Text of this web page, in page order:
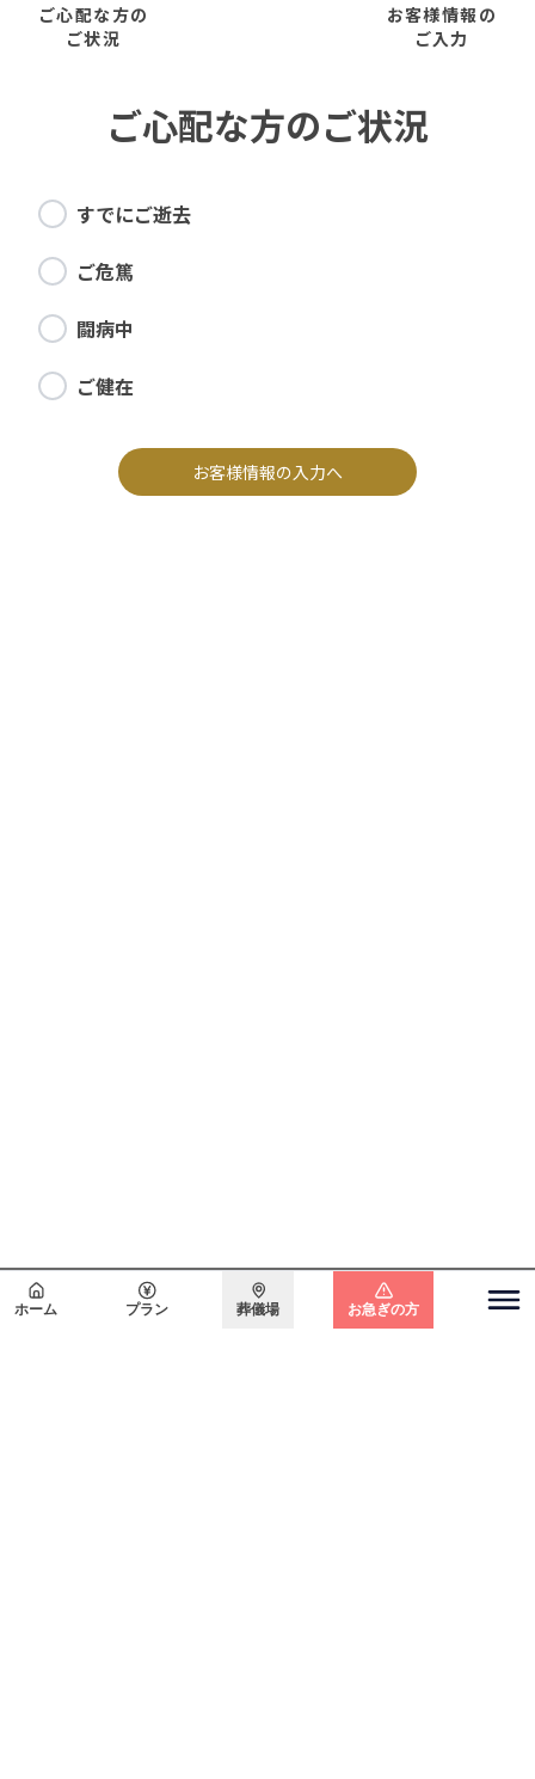
会員登録で
最大15万円割引
ホーム プラン 葬儀場
関東エリア お急ぎの方
ご心配な方の
ご状況
お客様情報の
ご入力
ご心配な方のご状況
すでにご逝去
ご危篤
闘病中
ご健在
お客様情報の入力へ